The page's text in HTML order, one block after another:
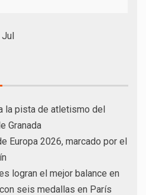
la pista de atletismo del
Granada
Europa 2026, marcado por el
logran el mejor balance en
seis medallas en París